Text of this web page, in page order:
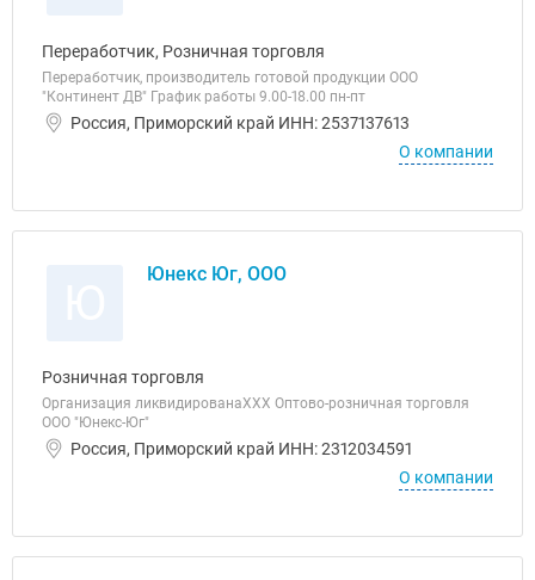
Переработчик, Розничная торговля
Переработчик, производитель готовой продукции ООО
"Континент ДВ" График работы 9.00-18.00 пн-пт
Россия, Приморский край ИНН: 2537137613
О компании
Юнекс Юг, ООО
Розничная торговля
Организация ликвидированаХХХ Оптово-розничная торговля
ООО "Юнекс-Юг"
Россия, Приморский край ИНН: 2312034591
О компании